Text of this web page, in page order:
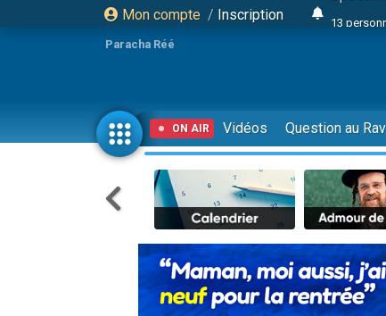
Mon compte / Inscription
12
30
3
2
3
2
8
4
Nouvelle
61
Paracha Réé
ON AIR Vidéos Question au Rav